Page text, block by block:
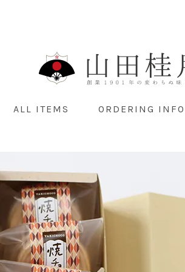
ALL ITEMS ORDERING INFO